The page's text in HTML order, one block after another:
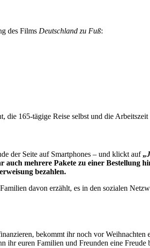
des Films Deutschland zu Fuß:
165-tägige Reise selbst und die
der Seite auf Smartphones – und klickt auf
mehrere Pakete zu einer Bestellung
bezahlen.
davon erzählt, es in den sozialen
bekommt ihr noch vor
ihr euren Familien und Freunden eine Freude